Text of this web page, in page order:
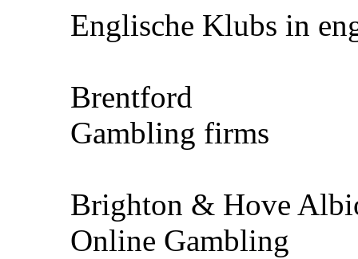
Englische Klubs in
Brentford
Gambling firms
Brighton & Hove
Online Gambling